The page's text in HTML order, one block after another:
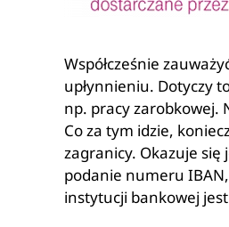
Współcześnie
upłynnieniu. Dotyczy
np. pracy zarobkowej.
Co za tym idzie,
zagranicy. Okazuje
podanie numeru IBAN,
instytucji bankowej